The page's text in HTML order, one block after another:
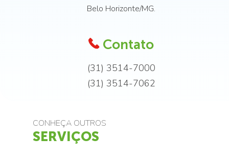
Belo Horizonte/MG.
Contato
(31) 3514-7000
(31) 3514-7062
CONHEÇA OUTROS
SERVIÇOS